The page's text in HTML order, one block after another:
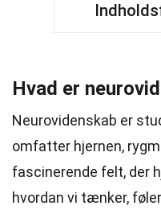
Hvad er
Neurovidenskab er
omfatter hjernen,
fascinerende felt, der
hvordan vi tænker,